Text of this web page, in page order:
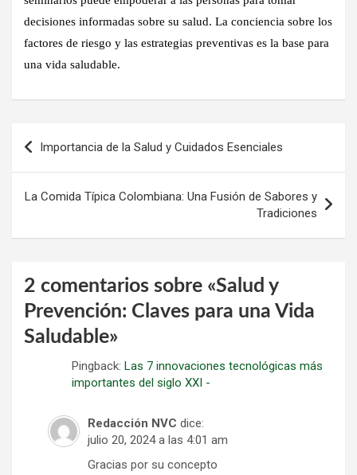
decisiones informadas sobre su salud. La conciencia sobre los
factores de riesgo y las estrategias preventivas es la base para
una vida saludable.
Importancia de la Salud y Cuidados Esenciales
La Comida Típica Colombiana: Una Fusión de Sabores y
Tradiciones
2 comentarios sobre «Salud y
Prevención: Claves para una Vida
Saludable»
Pingback: Las 7 innovaciones tecnológicas más
importantes del siglo XXI -
Redacción NVC dice:
julio 20, 2024 a las 4:01 am
Gracias por su concepto